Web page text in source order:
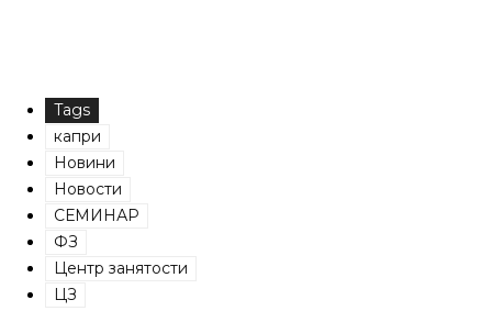
Tags
капри
Новини
Новости
СЕМИНАР
ФЗ
Центр занятости
ЦЗ